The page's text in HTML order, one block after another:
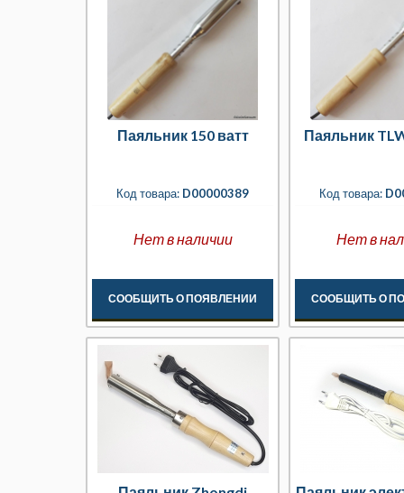
Паяльник 150 ватт
Код товара: D00000389
Нет в наличии
СООБЩИТЬ О ПОЯВЛЕНИИ
Паяльник
Код товара:
Нет в
СООБЩИТЬ О